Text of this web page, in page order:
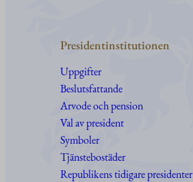
Presidentinstitutionen
Uppgifter
Beslutsfattande
Arvode och pension
Val av president
Symboler
Tjänstebostäder
Republikens tidigare presidenter